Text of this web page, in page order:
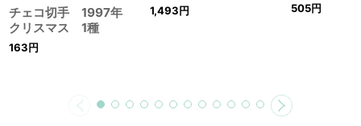
チェコ切手 1997年
クリスマス 1種
163円
1,493円 505円